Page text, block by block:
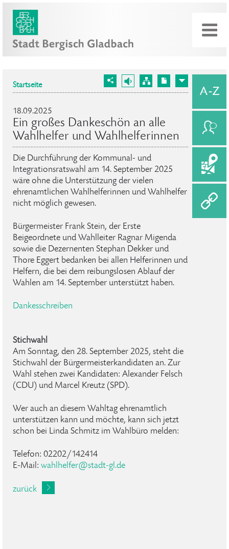
Startseite
18.09.2025
Ein großes Dankeschön an alle
Wahlhelfer und Wahlhelferinnen
Die Durchführung der Kommunal- und
Integrationsratswahl am 14. September 2025
wäre ohne die Unterstützung der vielen
ehrenamtlichen Wahlhelferinnen und Wahlhelfer
nicht möglich gewesen.
Bürgermeister Frank Stein, der Erste
Beigeordnete und Wahlleiter Ragnar Migenda
sowie die Dezernenten Stephan Dekker und
Thore Eggert bedanken bei allen Helferinnen und
Helfern, die bei dem reibungslosen Ablauf der
Wahlen am 14. September unterstützt haben.
Dankesschreiben
Stichwahl
Am Sonntag, den 28. September 2025, steht die
Stichwahl der Bürgermeisterkandidaten an. Zur
Wahl stehen zwei Kandidaten: Alexander Felsch
(CDU) und Marcel Kreutz (SPD).
Wer auch an diesem Wahltag ehrenamtlich
unterstützen kann und möchte, kann sich jetzt
schon bei Linda Schmitz im Wahlbüro melden:
Telefon: 02202/142414
E-Mail: wahlhelfer@stadt-gl.de
zurück